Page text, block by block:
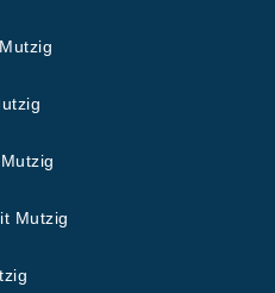
Mutzig